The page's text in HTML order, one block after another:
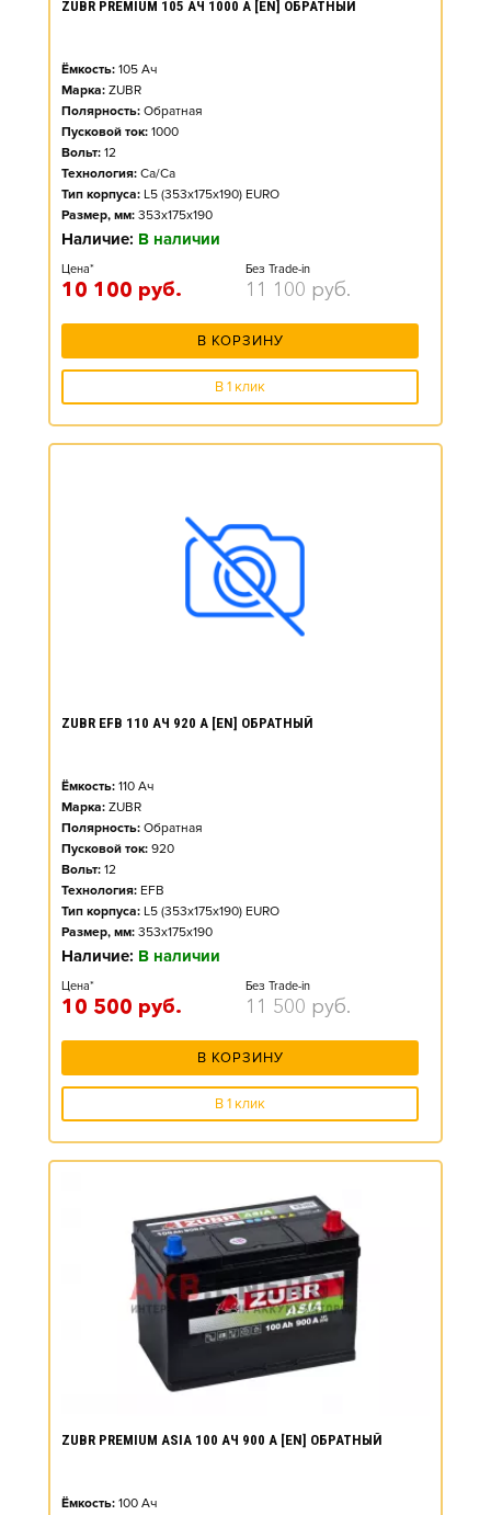
ZUBR PREMIUM 105 АЧ 1000 А [EN] ОБРАТНЫЙ
Ёмкость: 105 Ач
Марка: ZUBR
Полярность: Обратная
Пусковой ток: 1000
Вольт: 12
Технология: Ca/Ca
Тип корпуса: L5 (353x175x190) EURO
Размер, мм: 353x175x190
Наличие: В наличии
Цена*
10 100 руб.
Без Trade-in
11 100 руб.
В КОРЗИНУ
В 1 клик
ZUBR EFB 110 АЧ 920 А [EN] ОБРАТНЫЙ
Ёмкость: 110 Ач
Марка: ZUBR
Полярность: Обратная
Пусковой ток: 920
Вольт: 12
Технология: EFB
Тип корпуса: L5 (353x175x190) EURO
Размер, мм: 353x175x190
Наличие: В наличии
Цена*
10 500 руб.
Без Trade-in
11 500 руб.
В КОРЗИНУ
В 1 клик
ZUBR PREMIUM ASIA 100 АЧ 900 А [EN] ОБРАТНЫЙ
Ёмкость: 100 Ач